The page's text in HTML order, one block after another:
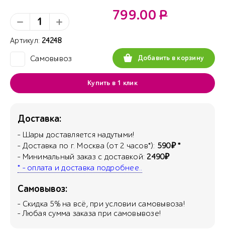
Артикул: 24248
Самовывоз
799.00 Р
Добавить в корзину
Купить в 1 клик
Доставка:
- Шары доставляется надутыми!
- Доставка по г. Москва (от 2 часов*): 590₽ *
- Минимальный заказ с доставкой:2490₽
* - оплата и доставка подробнее..
Самовывоз:
- Скидка 5% на всё, при условии самовывоза!
- Любая сумма заказа при самовывозе!